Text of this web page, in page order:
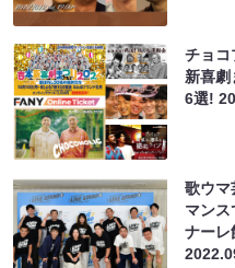
チョコ
新喜劇
6選!
歌ウマ
マン
ナーレ